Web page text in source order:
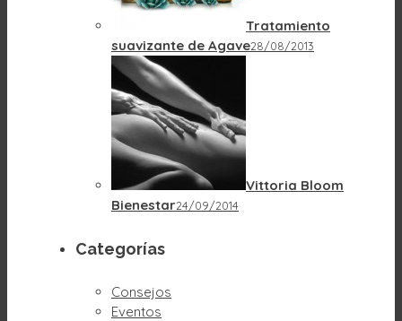
Tratamiento
suavizante de Agave28/08/2013
Vittoria Bloom
Bienestar24/09/2014
Categorías
Consejos
Eventos